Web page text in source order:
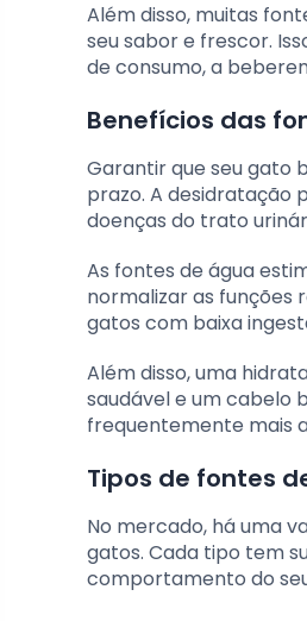
Além disso, muitas
seu sabor e frescor.
de consumo, a
Benefícios das
Garantir que seu gato
prazo. A desidratação
doenças do trato
As fontes de água
normalizar as funções
gatos com baixa
Além disso, uma
saudável e um cabelo
frequentemente mais
Tipos de fontes
No mercado, há uma
gatos. Cada tipo tem
comportamento do